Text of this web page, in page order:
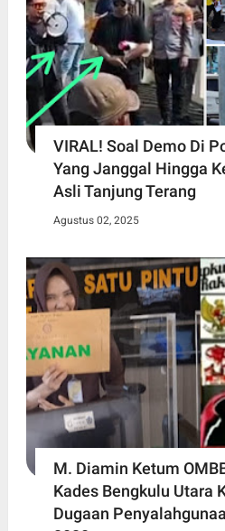
VIRAL! Soal Demo Di
Yang Janggal Hingga
Asli Tanjung Terang
Agustus 02, 2025
M. Diamin Ketum
Kades Bengkulu Utara
Dugaan